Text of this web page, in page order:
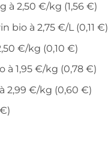
à 2,50 €/kg (1,56 €)
bio à 2,75 €/L (0,11 €)
€/kg (0,10 €)
à 1,95 €/kg (0,78 €)
2,99 €/kg (0,60 €)